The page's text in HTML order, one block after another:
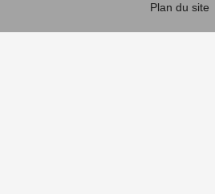
Plan du site